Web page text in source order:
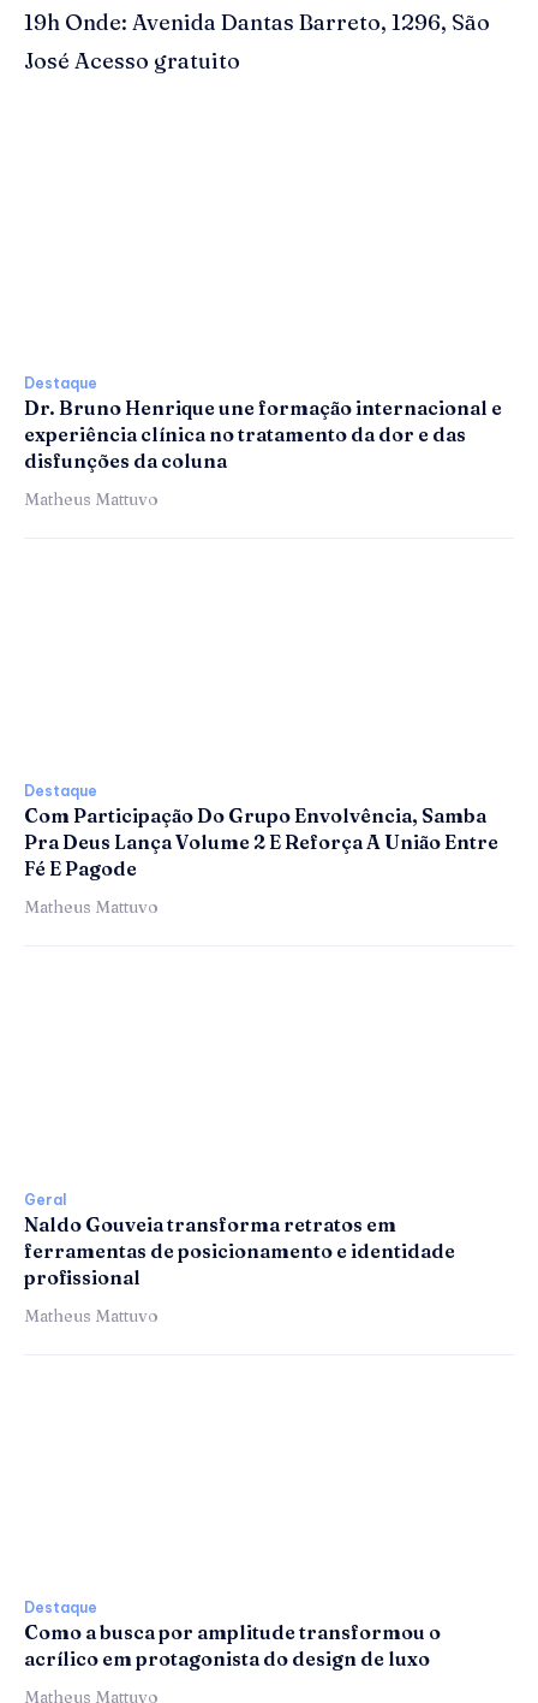
19h Onde: Avenida Dantas Barreto, 1296, São
José Acesso gratuito
Destaque
Dr. Bruno Henrique une formação internacional e
experiência clínica no tratamento da dor e das
disfunções da coluna
Matheus Mattuvo
Destaque
Com Participação Do Grupo Envolvência, Samba
Pra Deus Lança Volume 2 E Reforça A União Entre
Fé E Pagode
Matheus Mattuvo
Geral
Naldo Gouveia transforma retratos em
ferramentas de posicionamento e identidade
profissional
Matheus Mattuvo
Destaque
Como a busca por amplitude transformou o
acrílico em protagonista do design de luxo
Matheus Mattuvo